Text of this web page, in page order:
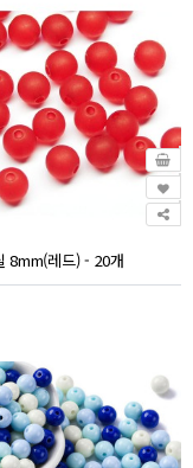
8mm(레드) - 20개